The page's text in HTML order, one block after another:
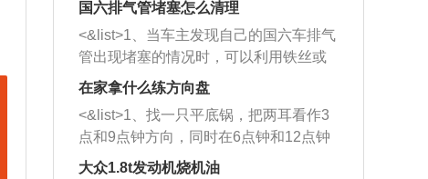
也是为了更好的开拓市场。
国六排气管堵塞怎么清理
<&list>1、当车主发现自己的国六车排气
管出现堵塞的情况时，可以利用铁丝或
者是细棍，直接将杂物给取出来，如果
堵塞情况比较严重，也可以采取应急措
施。 <&list>2、直接利用木棍将所有的
杂物推到排气管里面的位置处，然后将
三元催化器拆解开，就可以将堵塞的东
在家拿什么练方向盘
<&list>1、找一只平底锅，把两耳看作3
点和9点钟方向，同时在6点钟和12点钟
方向做一个标记。 <&list>2、双手握住
大众1.8t发动机烧机油